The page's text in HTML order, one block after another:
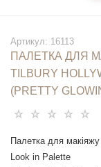
Артикул: 16113
ПАЛЕТКА ДЛЯ
TILBURY
(PRETTY
Палетка для
Look in Palette